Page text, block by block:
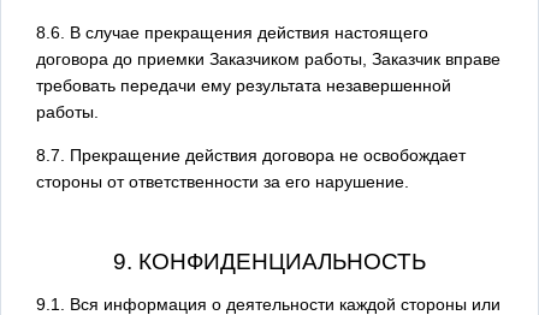
8.6. В случае прекращения действия настоящего
договора до приемки Заказчиком работы, Заказчик вправе
требовать передачи ему результата незавершенной
работы.
8.7. Прекращение действия договора не освобождает
стороны от ответственности за его нарушение.
9. КОНФИДЕНЦИАЛЬНОСТЬ
9.1. Вся информация о деятельности каждой стороны или